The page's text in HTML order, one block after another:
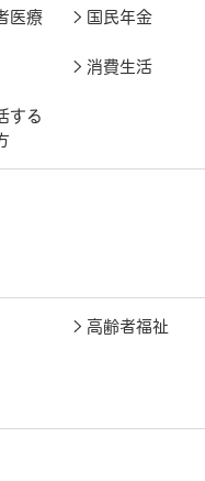
医療
国民年金
消費生活
する
高齢者福祉